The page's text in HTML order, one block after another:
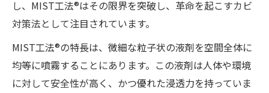
し、MIST工法®はその限界を突破し、革命を起こすカビ
対策法として注目されています。
MIST工法®の特長は、微細な粒子状の液剤を空間全体に
均等に噴霧することにあります。この液剤は人体や環境
に対して安全性が高く、かつ優れた浸透力を持っていま